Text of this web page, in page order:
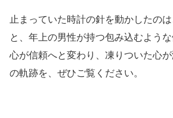
止まっていた時計の針を動かしたの
と、年上の男性が持つ包み込むよう
心が信頼へと変わり、凍りついた心が
の軌跡を、ぜひご覧ください。